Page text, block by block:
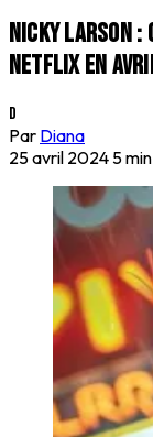
Nicky Larson
Netflix en
D
Par Diana
25 avril 2024 5